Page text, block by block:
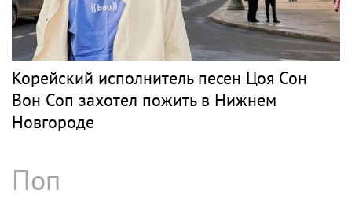
Корейский исполнитель песен Цоя Сон
Вон Соп захотел пожить в Нижнем
Новгороде
Поп